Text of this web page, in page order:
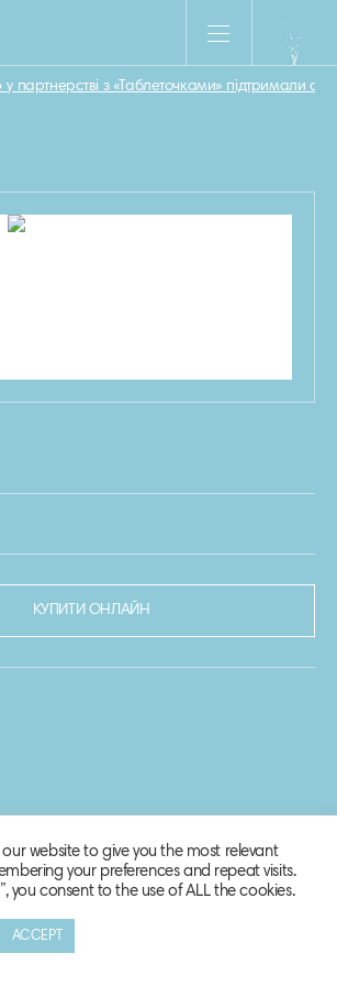
у партнерстві з «Таблеточками» підтримали
КУПИТИ ОНЛАЙН
website to give you the most relevant
your preferences and repeat visits.
you consent to the use of ALL the cookies.
ACCEPT